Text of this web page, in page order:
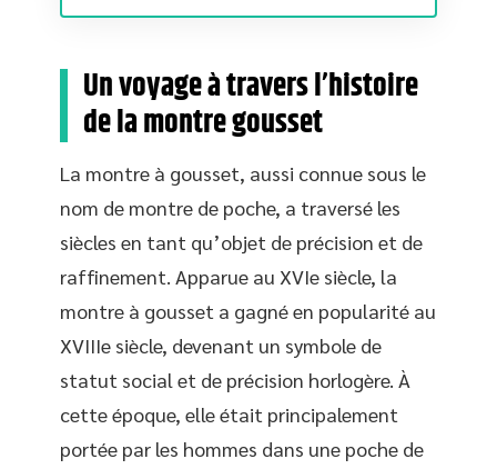
Un voyage à travers l’histoire
de la montre gousset
La montre à gousset, aussi connue sous le
nom de montre de poche, a traversé les
siècles en tant qu’objet de précision et de
raffinement. Apparue au XVIe siècle, la
montre à gousset a gagné en popularité au
XVIIIe siècle, devenant un symbole de
statut social et de précision horlogère. À
cette époque, elle était principalement
portée par les hommes dans une poche de